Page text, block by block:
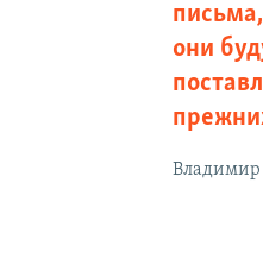
они
Владимир